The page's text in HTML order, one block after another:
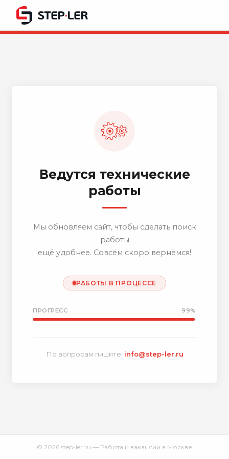
Ведутся технические
работы
Мы обновляем сайт, чтобы сделать поиск
работы
ещё удобнее. Совсем скоро вернёмся!
РАБОТЫ В ПРОЦЕССЕ
ПРОГРЕСС 99%
По вопросам пишите: info@step-ler.ru
© 2026 step-ler.ru — Работа и вакансии в Москве